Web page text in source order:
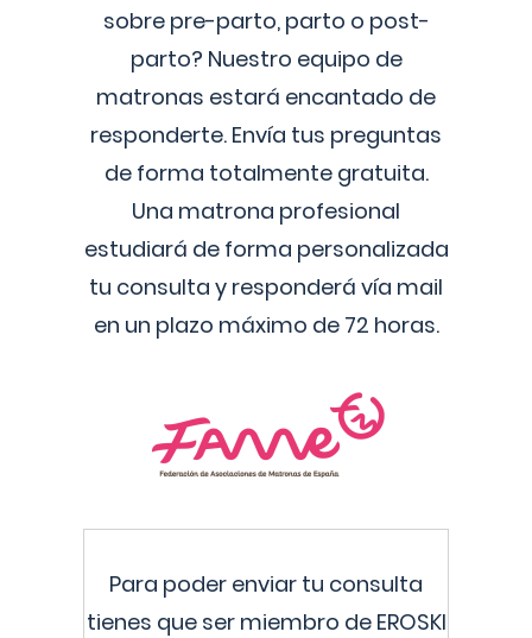
sobre pre-parto, parto o post-
parto? Nuestro equipo de
matronas estará encantado de
responderte. Envía tus preguntas
de forma totalmente gratuita.
Una matrona profesional
estudiará de forma personalizada
tu consulta y responderá vía mail
en un plazo máximo de 72 horas.
Para poder enviar tu consulta
tienes que ser miembro de EROSKI